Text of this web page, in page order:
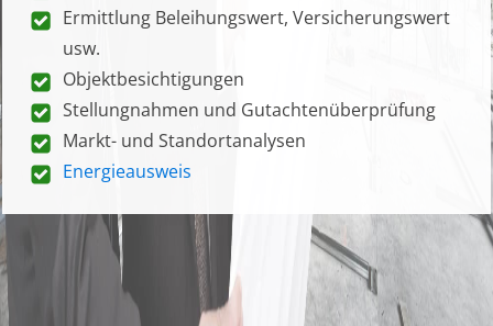
Ermittlung Beleihungswert, Versicherungswert
usw.
Objektbesichtigungen
Stellungnahmen und Gutachtenüberprüfung
Markt- und Standortanalysen
Energieausweis